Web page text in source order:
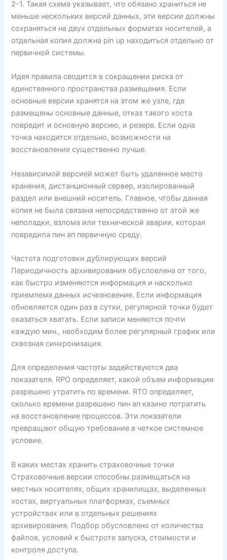
2-1. Такая схема указывает, что обязано храниться не
меньше нескольких версий данных, эти версии должны
сохраняться на двух отдельных форматах носителей, а
отдельная копия должна pin up находиться отдельно от
первичной системы.
Идея правила сводится в сокращении риска от
единственного пространства размещения. Если
основные версии хранятся на этом же узле, где
размещены основные данные, отказ такого хоста
повредит и основную версию, и резерв. Если одна
точка находится отдельно, возможности на
восстановление существенно лучше.
Независимой версией может быть удаленное место
хранения, дистанционный сервер, изолированный
раздел или внешний носитель. Главное, чтобы данная
копия не была связана непосредственно от этой же
неполадки, взлома или технической аварии, которая
повредила пин ап первичную среду.
Частота подготовки дублирующих версий
Периодичность архивирования обусловлена от того,
как быстро изменяются информация и насколько
приемлема данных исчезновение. Если информация
обновляется один раз в сутки, регулярной точки будет
оказаться хватать. Если записи меняются почти
каждую мин., необходим более регулярный график или
сквозная синхронизация.
Для определения частоты задействуются два
показателя. RPO определяет, какой объем информации
разрешено утратить по времени. RTO определяет,
сколько времени разрешено пин ап казино потратить
на восстановление процессов. Эти показатели
превращают общую требование в четкое системное
условие.
В каких местах хранить страховочные точки
Страховочные версии способны размещаться на
местных носителях, общих хранилищах, выделенных
хостах, виртуальных платформах, съемных
устройствах или в отдельных решениях
архивирования. Подбор обусловлено от количества
файлов, условий к быстроте запуска, стоимости и
контроля доступа.